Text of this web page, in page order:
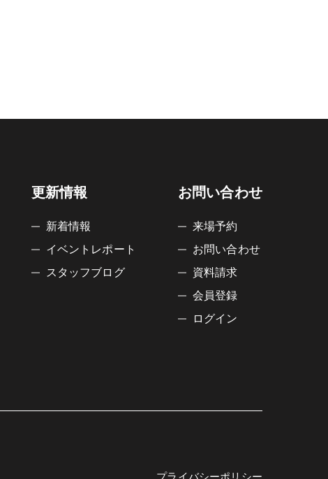
更新情報
新着情報
イベントレポート
スタッフブログ
お問い合わせ
来場予約
お問い合わせ
資料請求
会員登録
ログイン